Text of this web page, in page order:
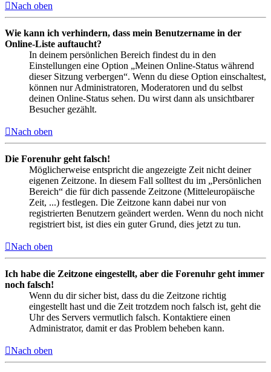
Nach oben
Wie kann ich verhindern, dass mein Benutzername in der
Online-Liste auftaucht?
In deinem persönlichen Bereich findest du in den
Einstellungen eine Option „Meinen Online-Status während
dieser Sitzung verbergen“. Wenn du diese Option einschaltest,
können nur Administratoren, Moderatoren und du selbst
deinen Online-Status sehen. Du wirst dann als unsichtbarer
Besucher gezählt.
Nach oben
Die Forenuhr geht falsch!
Möglicherweise entspricht die angezeigte Zeit nicht deiner
eigenen Zeitzone. In diesem Fall solltest du im „Persönlichen
Bereich“ die für dich passende Zeitzone (Mitteleuropäische
Zeit, ...) festlegen. Die Zeitzone kann dabei nur von
registrierten Benutzern geändert werden. Wenn du noch nicht
registriert bist, ist dies ein guter Grund, dies jetzt zu tun.
Nach oben
Ich habe die Zeitzone eingestellt, aber die Forenuhr geht immer
noch falsch!
Wenn du dir sicher bist, dass du die Zeitzone richtig
eingestellt hast und die Zeit trotzdem noch falsch ist, geht die
Uhr des Servers vermutlich falsch. Kontaktiere einen
Administrator, damit er das Problem beheben kann.
Nach oben